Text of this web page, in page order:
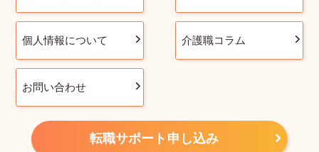
個人情報について 介護職コラム
お問い合わせ
転職サポート申し込み